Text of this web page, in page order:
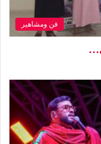
فن ومشاهير